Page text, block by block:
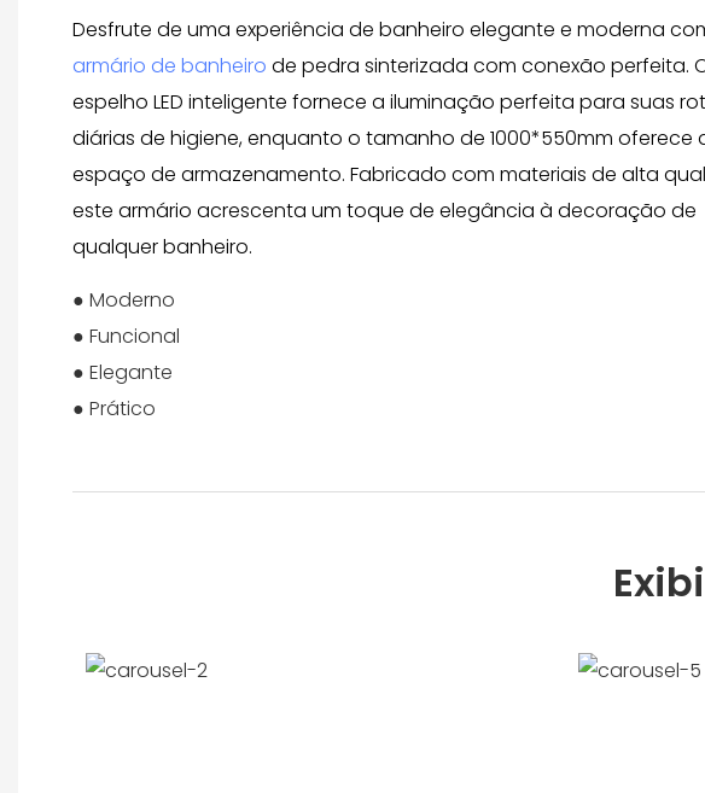
Desfrute de uma experiência de banheiro elegante e moderna
armário de banheiro de pedra sinterizada com conexão perfeita.
espelho LED inteligente fornece a iluminação perfeita para suas
diárias de higiene, enquanto o tamanho de 1000*550mm oferece
espaço de armazenamento. Fabricado com materiais de alta
este armário acrescenta um toque de elegância à decoração de
qualquer banheiro.
● Moderno
● Funcional
● Elegante
● Prático